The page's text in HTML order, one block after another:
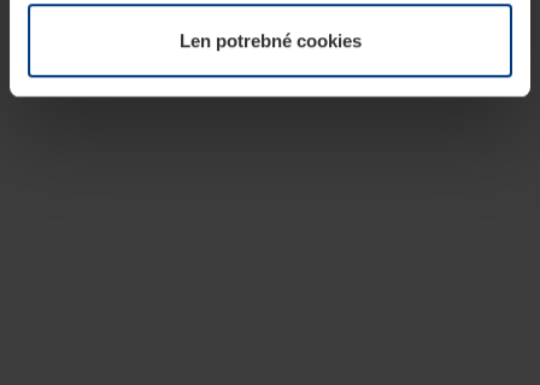
našej webovej stránky.Len potrebné cookies